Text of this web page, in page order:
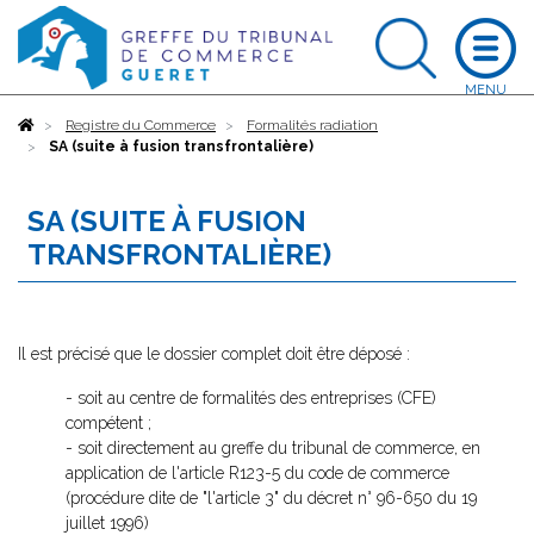
AccueilRegistre du Commerce
Formalités radiation
SA (suite à fusion transfrontalière)
SA (SUITE À FUSION
TRANSFRONTALIÈRE)
Il est précisé que le dossier complet doit être déposé :
- soit au centre de formalités des entreprises (CFE)
compétent ;
- soit directement au greffe du tribunal de commerce, en
application de l'article R123-5 du code de commerce
(procédure dite de "l'article 3" du décret n° 96-650 du 19
juillet 1996)